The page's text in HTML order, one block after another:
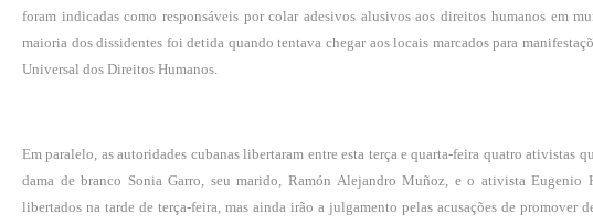
foram indicadas como responsáveis por colar adesivos alusivos aos direitos humanos em
maioria dos dissidentes foi detida quando tentava chegar aos locais marcados para
Universal dos Direitos Humanos.
Em paralelo, as autoridades cubanas libertaram entre esta terça e quarta-feira quatro ativistas
dama de branco Sonia Garro, seu marido, Ramón Alejandro Muñoz, e o ativista Eugenio
libertados na tarde de terça-feira, mas ainda irão a julgamento pelas acusações de promover